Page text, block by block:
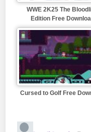
WWE 2K25 The
Edition Free
Cursed to Golf Free